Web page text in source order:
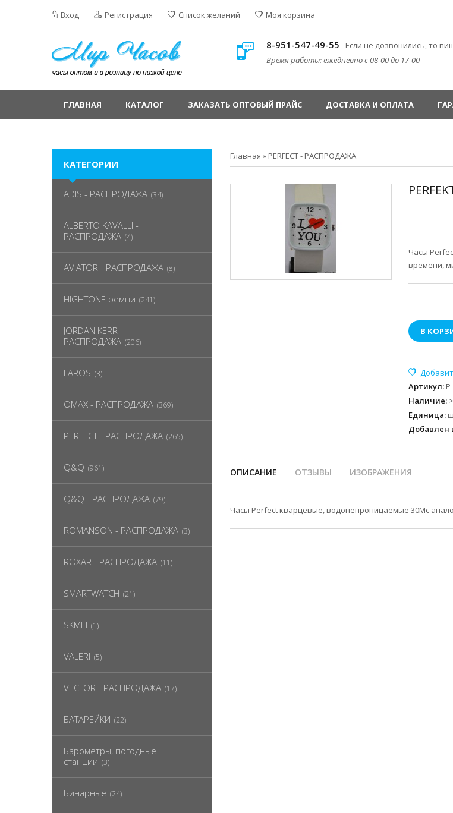
Вход Регистрация Список желаний Моя корзина
8-951-547-49-55 - Если не дозвонились, то
Время работы: ежедневно с 08-00 до 17-00
ГЛАВНАЯ КАТАЛОГ ЗАКАЗАТЬ ОПТОВЫЙ ПРАЙС ДОСТАВКА И ОПЛАТА
Главная » PERFECT - РАСПРОДАЖА
Часы
времени,
В
Артикул:
Наличие:
Единица:
Добавлен
ОПИСАНИЕ ОТЗЫВЫ ИЗОБРАЖЕНИЯ
Часы Perfect кварцевые, водонепроницаемые 30Мс
КАТЕГОРИИ
ADIS - РАСПРОДАЖА (34)
ALBERTO KAVALLI -
РАСПРОДАЖА (4)
AVIATOR - РАСПРОДАЖА (8)
HIGHTONE ремни (241)
JORDAN KERR -
РАСПРОДАЖА (206)
LAROS (3)
OMAX - РАСПРОДАЖА (369)
PERFECT - РАСПРОДАЖА (265)
Q&Q (961)
Q&Q - РАСПРОДАЖА (79)
ROMANSON - РАСПРОДАЖА (3)
ROXAR - РАСПРОДАЖА (11)
SMARTWATCH (21)
SKMEI (1)
VALERI (5)
VECTOR - РАСПРОДАЖА (17)
БАТАРЕЙКИ (22)
Барометры, погодные
станции (3)
Бинарные (24)